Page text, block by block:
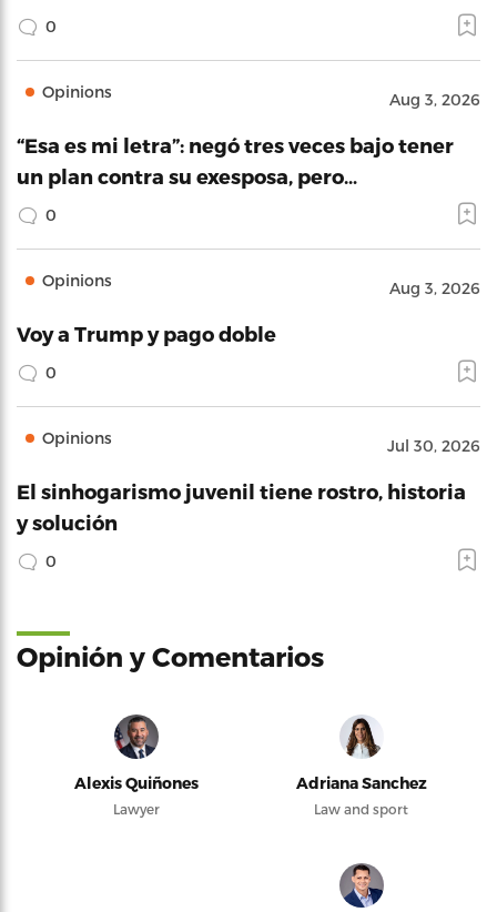
0
Opinions Aug 3, 2026
“Esa es mi letra”: negó tres veces bajo tener
un plan contra su exesposa, pero…
0
Opinions Aug 3, 2026
Voy a Trump y pago doble
0
Opinions Jul 30, 2026
El sinhogarismo juvenil tiene rostro, historia
y solución
0
Opinión y Comentarios
Alexis Quiñones
Lawyer
Adriana Sanchez
Law and sport